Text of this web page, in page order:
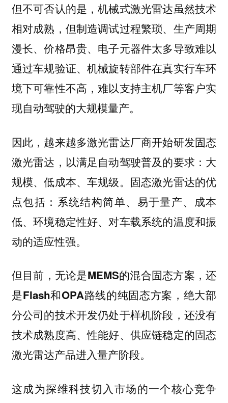
但不可否认的是，机械式激光雷达虽然技术
相对成熟，但制造调试过程繁琐、生产周期
漫长、价格昂贵、电子元器件太多导致难以
通过车规验证、机械旋转部件在真实行车环
境下可靠性不高，难以支持主机厂等客户实
现自动驾驶的大规模量产。
因此，越来越多激光雷达厂商开始研发固态
激光雷达，以满足自动驾驶普及的要求：大
规模、低成本、车规级。固态激光雷达的优
点包括：系统结构简单、易于量产、成本
低、环境稳定性好、对车载系统的温度和振
动的适应性强。
但目前，无论是MEMS的混合固态方案，还
是Flash和OPA路线的纯固态方案，绝大部
分公司的技术开发仍处于样机阶段，还没有
技术成熟度高、性能好、供应链稳定的固态
激光雷达产品进入量产阶段。
这成为探维科技切入市场的一个核心竞争